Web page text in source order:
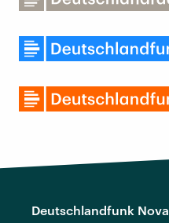
Deutschlandfunk Nova